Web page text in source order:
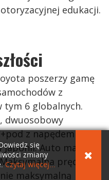
edukacji.
poszerzy gamę
z
tym 6 globalnych.
dwuosobowy
z napędem
Auto ma 2,49
prędkość
maksymalną
się
zmiany
Czytaj więcej...